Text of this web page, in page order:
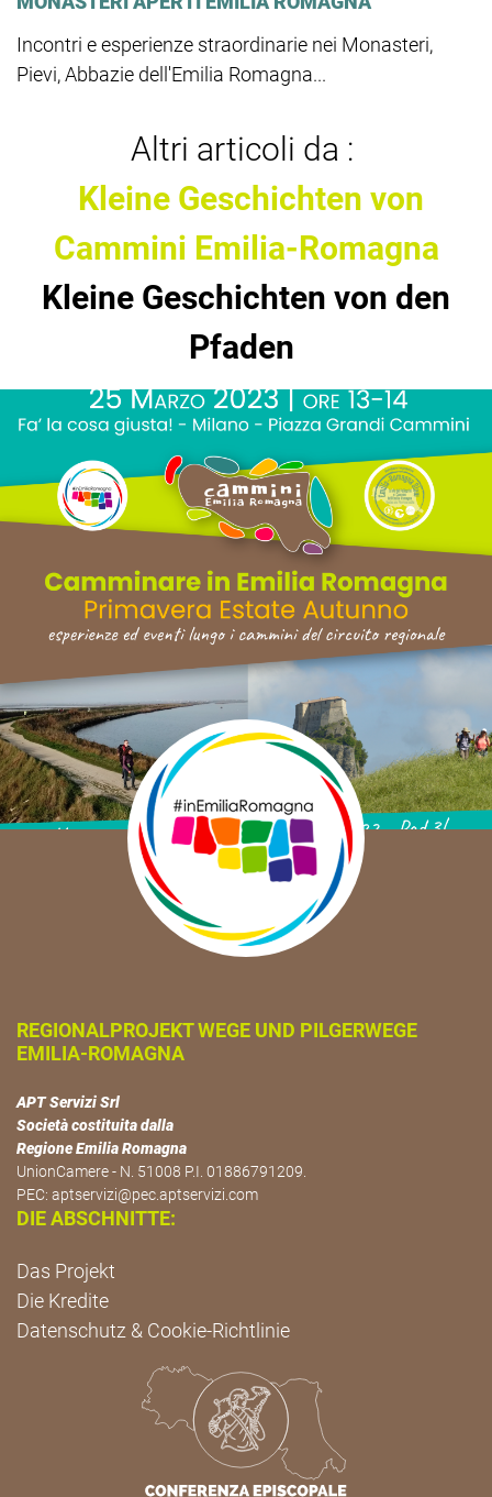
Incontri e esperienze straordinarie nei Monasteri,
Pievi, Abbazie dell'Emilia Romagna...
Altri articoli da :
Kleine Geschichten von
Cammini Emilia-Romagna
Kleine Geschichten von den
Pfaden
REGIONALPROJEKT WEGE UND PILGERWEGE
EMILIA-ROMAGNA
APT Servizi Srl
Società costituita dalla
Regione Emilia Romagna
UnionCamere - N. 51008 P.I. 01886791209.
PEC: aptservizi@pec.aptservizi.com
DIE ABSCHNITTE:
Das Projekt
Die Kredite
Datenschutz & Cookie-Richtlinie